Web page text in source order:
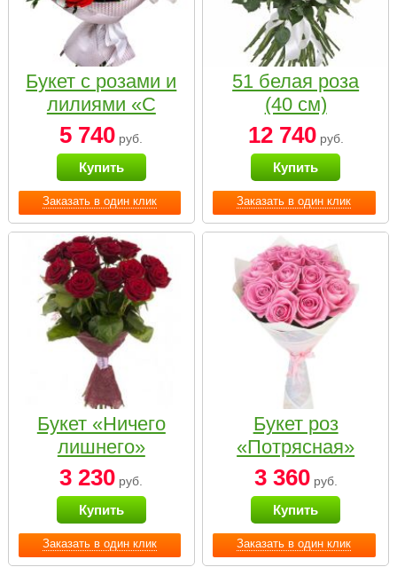
Заказать в один клик
Букет с розами и
лилиями «С
наилучшими
пожеланиями»
5 740 руб.
Купить
Заказать в один клик
51 белая роза
(40 см)
12 740руб.
Купить
Заказать в один клик
Букет «Ничего
лишнего»
3 230 руб.
Купить
Заказать в один клик
Букет роз
«Потрясная»
3 360руб.
Купить